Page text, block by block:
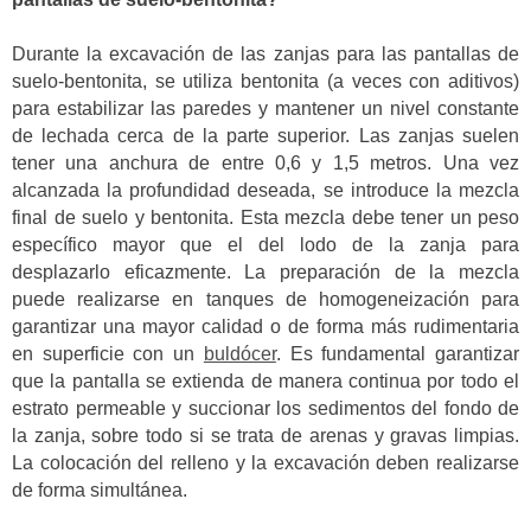
Durante la excavación de las zanjas para las pantallas de
suelo-bentonita, se utiliza bentonita (a veces con aditivos)
para estabilizar las paredes y mantener un nivel constante
de lechada cerca de la parte superior. Las zanjas suelen
tener una anchura de entre 0,6 y 1,5 metros. Una vez
alcanzada la profundidad deseada, se introduce la mezcla
final de suelo y bentonita. Esta mezcla debe tener un peso
específico mayor que el del lodo de la zanja para
desplazarlo eficazmente. La preparación de la mezcla
puede realizarse en tanques de homogeneización para
garantizar una mayor calidad o de forma más rudimentaria
en superficie con un
buldócer. Es fundamental garantizar
que la pantalla se extienda de manera continua por todo el
estrato permeable y succionar los sedimentos del fondo de
la zanja, sobre todo si se trata de arenas y gravas limpias.
La colocación del relleno y la excavación deben realizarse
de forma simultánea.